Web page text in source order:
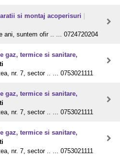
si montaj acoperisuri
ani, suntem ofir .. ... 0724720204
gaz, termice si sanitare,
nr. 7, sector .. ... 0753021111
gaz, termice si sanitare,
nr. 7, sector .. ... 0753021111
gaz, termice si sanitare,
nr. 7, sector .. ... 0753021111